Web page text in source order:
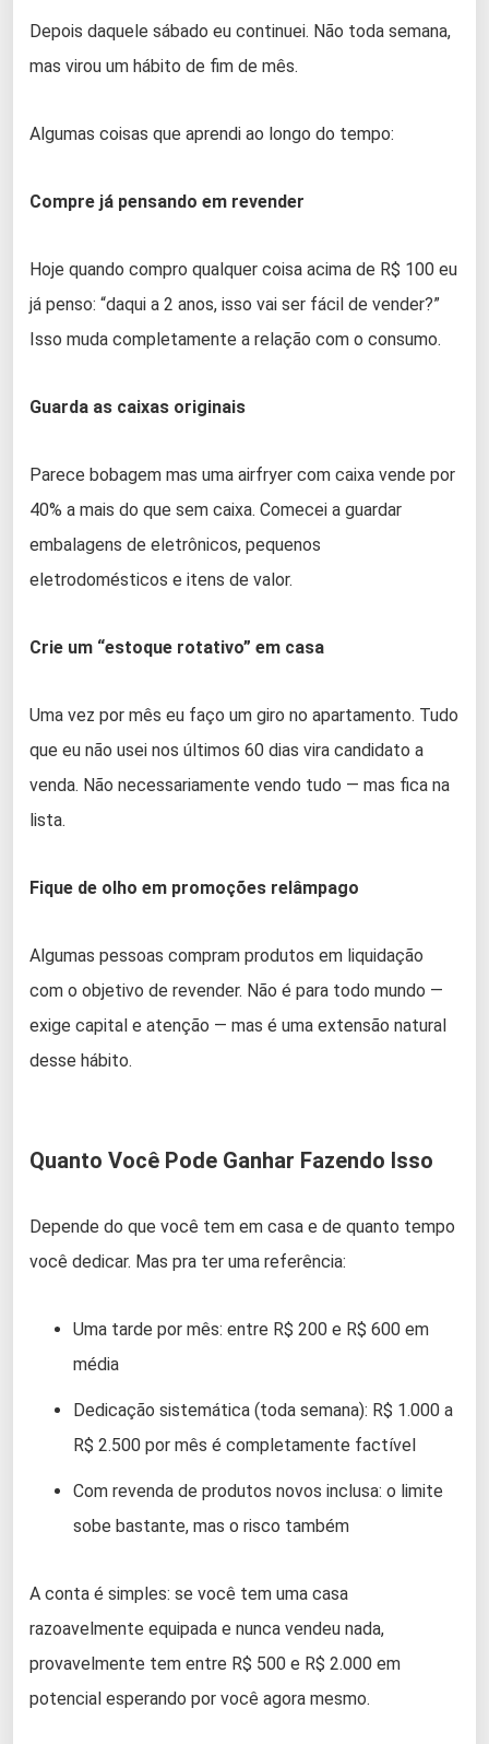
Depois daquele sábado eu continuei. Não toda semana,
mas virou um hábito de fim de mês.
Algumas coisas que aprendi ao longo do tempo:
Compre já pensando em revender
Hoje quando compro qualquer coisa acima de R$ 100 eu
já penso: “daqui a 2 anos, isso vai ser fácil de vender?”
Isso muda completamente a relação com o consumo.
Guarda as caixas originais
Parece bobagem mas uma airfryer com caixa vende por
40% a mais do que sem caixa. Comecei a guardar
embalagens de eletrônicos, pequenos
eletrodomésticos e itens de valor.
Crie um “estoque rotativo” em casa
Uma vez por mês eu faço um giro no apartamento. Tudo
que eu não usei nos últimos 60 dias vira candidato a
venda. Não necessariamente vendo tudo — mas fica na
lista.
Fique de olho em promoções relâmpago
Algumas pessoas compram produtos em liquidação
com o objetivo de revender. Não é para todo mundo —
exige capital e atenção — mas é uma extensão natural
desse hábito.
Quanto Você Pode Ganhar Fazendo Isso
Depende do que você tem em casa e de quanto tempo
você dedicar. Mas pra ter uma referência:
Uma tarde por mês: entre R$ 200 e R$ 600 em
média
Dedicação sistemática (toda semana): R$ 1.000 a
R$ 2.500 por mês é completamente factível
Com revenda de produtos novos inclusa: o limite
sobe bastante, mas o risco também
A conta é simples: se você tem uma casa
razoavelmente equipada e nunca vendeu nada,
provavelmente tem entre R$ 500 e R$ 2.000 em
potencial esperando por você agora mesmo.